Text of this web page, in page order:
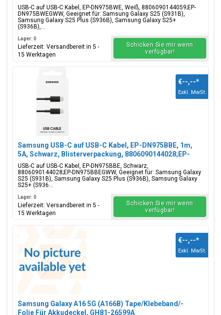
DN975BWEGWW
USB-C auf USB-C Kabel, EP-DN975BWE, Weiß, 8806090144059;EP-
DN975BWEGWW, Geeignet für: Samsung Galaxy S25 (S931B),
Samsung Galaxy S25 Plus (S936B), Samsung Galaxy S25+
(S936B),...
Lager: 0
Lieferzeit: Versandbereit in 5 -
15 Werktagen
Schicken Sie mir wenn
verfügbar!
Samsung USB-C auf USB-C Kabel, EP-DN975BBE, 1m,
5A, Schwarz, Blisterverpackung, 8806090144028;EP-
DN975BBEGWW
USB-C auf USB-C Kabel, EP-DN975BBE, Schwarz,
8806090144028;EP-DN975BBEGWW, Geeignet für: Samsung Galaxy
S25 (S931B), Samsung Galaxy S25 Plus (S936B), Samsung Galaxy
S25+ (S936...
€--,--*
Exkl. MwSt.
Lager: 0
Lieferzeit: Versandbereit in 5 -
15 Werktagen
Schicken Sie mir wenn
verfügbar!
Samsung Galaxy A16 5G (A166B) Tape/Klebeband/-
Folie Für Akkudeckel, GH81-26599A
€--,--*
Exkl. MwSt.